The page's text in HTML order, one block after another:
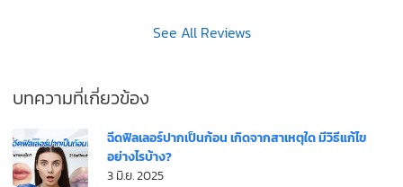
See All Reviews
บทความที่เกี่ยวข้อง
ฉีดฟิลเลอร์ปากเป็นก้อน เกิดจากสาเหตุใด มีวิธีแก้ไข
อย่างไรบ้าง?
3 มิ.ย. 2025